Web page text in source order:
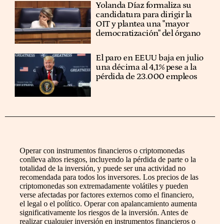
Yolanda Díaz formaliza su
candidatura para dirigir la
OIT y plantea una "mayor
democratización" del órgano
El paro en EEUU baja en julio
una décima al 4,1% pese a la
pérdida de 23.000 empleos
Operar con instrumentos financieros o criptomonedas
conlleva altos riesgos, incluyendo la pérdida de parte o la
totalidad de la inversión, y puede ser una actividad no
recomendada para todos los inversores. Los precios de las
criptomonedas son extremadamente volátiles y pueden
verse afectadas por factores externos como el financiero,
el legal o el político. Operar con apalancamiento aumenta
significativamente los riesgos de la inversión. Antes de
realizar cualquier inversión en instrumentos financieros o